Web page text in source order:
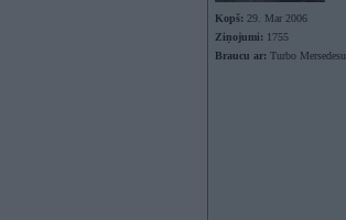
Kopš: 29. Mar 2006
Ziņojumi: 1755
Braucu ar: Turbo Mersedesu